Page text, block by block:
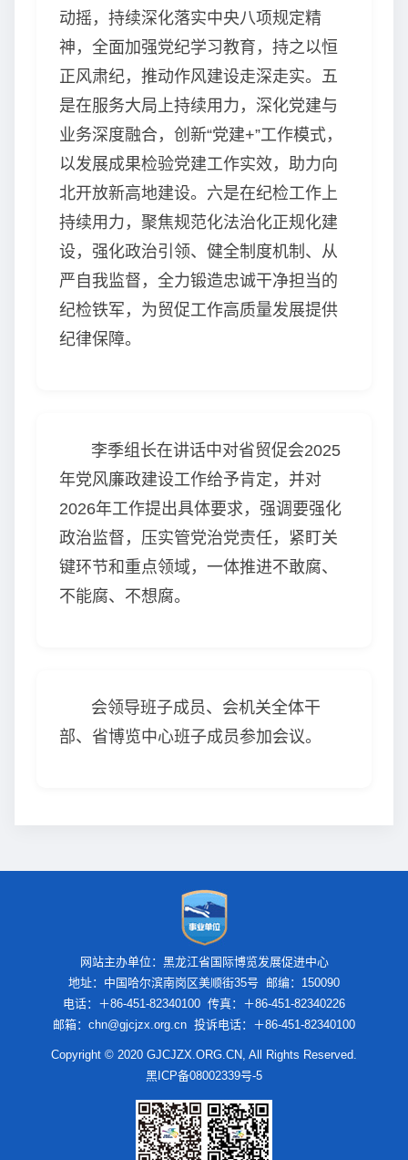
动摇，持续深化落实中央八项规定精
神，全面加强党纪学习教育，持之以恒
正风肃纪，推动作风建设走深走实。五
是在服务大局上持续用力，深化党建与
业务深度融合，创新“党建+”工作模式，
以发展成果检验党建工作实效，助力向
北开放新高地建设。六是在纪检工作上
持续用力，聚焦规范化法治化正规化建
设，强化政治引领、健全制度机制、从
严自我监督，全力锻造忠诚干净担当的
纪检铁军，为贸促工作高质量发展提供
纪律保障。
李季组长在讲话中对省贸促会2025
年党风廉政建设工作给予肯定，并对
2026年工作提出具体要求，强调要强化
政治监督，压实管党治党责任，紧盯关
键环节和重点领域，一体推进不敢腐、
不能腐、不想腐。
会领导班子成员、会机关全体干
部、省博览中心班子成员参加会议。
网站主办单位：黑龙江省国际博览发展促进中心
地址：中国哈尔滨南岗区美顺街35号 邮编：150090
电话：＋86-451-82340100 传真：＋86-451-82340226
邮箱：chn@gjcjzx.org.cn 投诉电话：＋86-451-82340100
Copyright © 2020 GJCJZX.ORG.CN, All Rights Reserved.
黑ICP备08002339号-5